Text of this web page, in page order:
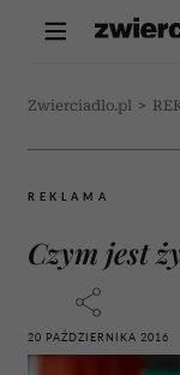
Zwierciadlo.pl >
REKLAMA
Czym jest
20 PAŹDZIERNIKA 2016